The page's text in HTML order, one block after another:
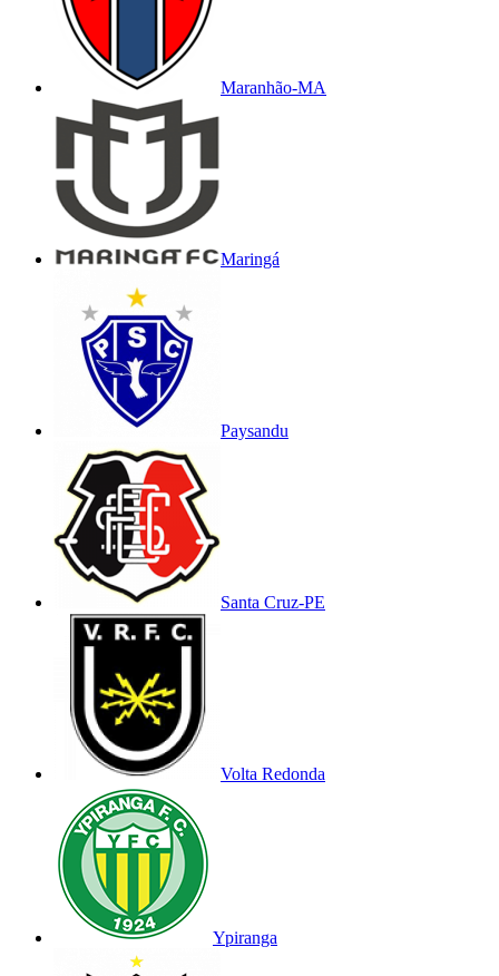
Maranhão-MA
Maringá
Paysandu
Santa Cruz-PE
Volta Redonda
Ypiranga